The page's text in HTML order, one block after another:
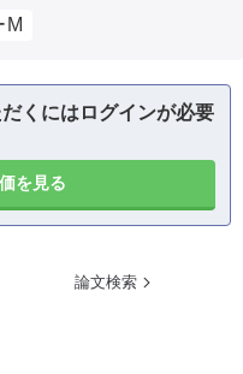
M
くにはログインが必要
を見る
論文検索